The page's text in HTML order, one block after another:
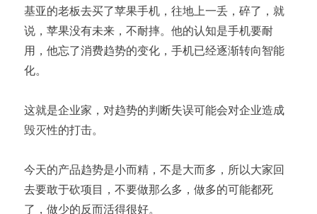
基亚的老板去买了苹果手机，往地上一丢，碎了，就
说，苹果没有未来，不耐摔。他的认知是手机要耐
用，他忘了消费趋势的变化，手机已经逐渐转向智能
化。
这就是企业家，对趋势的判断失误可能会对企业造成
毁灭性的打击。
今天的产品趋势是小而精，不是大而多，所以大家回
去要敢于砍项目，不要做那么多，做多的可能都死
了，做少的反而活得很好。